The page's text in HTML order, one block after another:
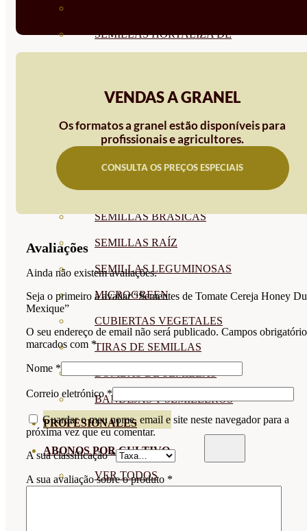
SEMILLAS HORTALIZA DE
SEMILLAS FLORES
COMESTIBLES
SEMILLAS TRADICIONALES
SEMILLAS BRASICAS
SEMILLAS RAÍZ
SEMILLAS LEGUMINOSAS
MICROGREEN
CUBIERTAS VEGETALES
TIRAS DE SEMILLAS
BOMBAS DE SEMILLAS
BANDEJAS Y SEMILLEROS
PROFESIONALES
ABONOS POR CULTIVO
VER TODOS
VENDAS A GRANEL
Os formatos a granel estão disponíveis para
profissionais e agricultores.
CONSULTA OS PREÇOS ESPECIAIS
Avaliações
Ainda não existem avaliações.
Seja o primeiro a avaliar “Sementes de Tomate Cereja Honey Du
Mexique”
O seu endereço de email não será publicado. Campos
marcados com *
Nome *
Correio eletrónico*
Guardar o meu nome, email e site neste navegador para a
próxima vez que eu comentar.
A sua classificação*
A sua avaliação sobre o produto *